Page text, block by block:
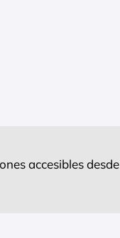
accesibles desde